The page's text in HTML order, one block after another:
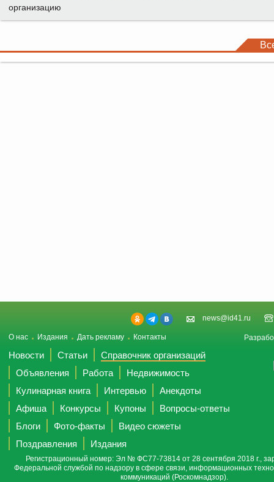
организацию
news@id41.ru
О нас Издания Дать рекламу Контакты
Новости Статьи
Справочник организаций
Объявления
Работа
Недвижимость
Кулинарная книга
Интервью
Анекдоты
Афиша
Конкурсы Купоны
Вопросы-ответы
Блоги
Фото-факты
Видео сюжеты
Поздравления
Издания
Регистрационный номер: Эл № ФС77-73814 от 28 сентября 2018 г.,
Федеральной службой по надзору в сфере связи, информационных
коммуникаций (Роскомнадзор).